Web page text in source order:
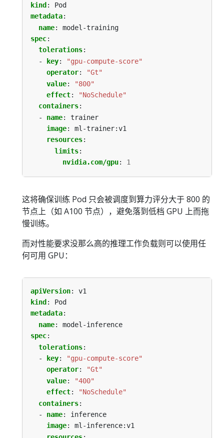
kind :
Pod
metadata:
name:
model-training
spec:
tolerations:
-
key:
"gpu-compute-score"
operator:
"Gt"
value:
"800"
effect:
"NoSchedule"
containers:
- name:
trainer
image:
ml-trainer:v1
resources:
limits:
nvidia.com/gpu: 1
这将确保训练 Pod 只会被调度到算力评分大于 800 的
节点上（如 A100 节点），避免落到低档 GPU 上而拖
慢训练。
而对性能要求没那么高的推理工作负载则可以使用任
何可用 GPU：
apiVersion:
v1
kind :
Pod
metadata:
name:
model-inference
spec:
tolerations:
-
key:
"gpu-compute-score"
operator:
"Gt"
value:
"400"
effect:
"NoSchedule"
containers:
- name:
inference
image:
ml-inference:v1